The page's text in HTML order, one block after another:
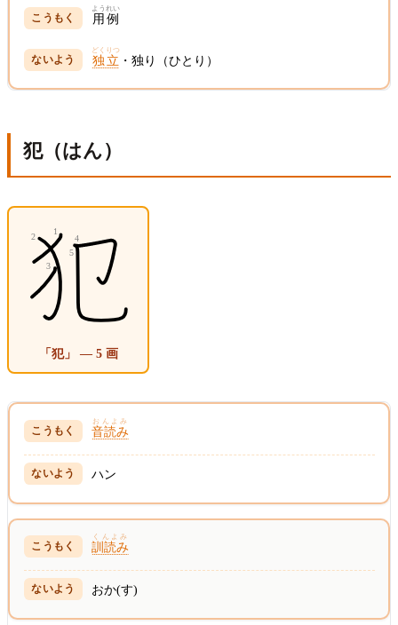
用例
ようれい
独立
どくりつ
・独り（ひとり）
犯（はん）
「犯」 — 5 画
音読み
おんよみ
ハン
訓読み
くんよみ
おか(す)